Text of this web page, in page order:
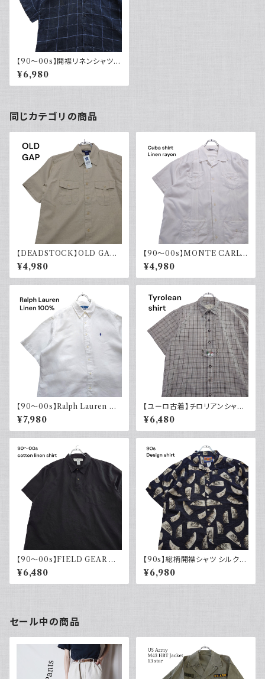
【90～00s】開襟リネンシャツ
チェック オープンカラー 古着 ボ
ックスシルエット ネイビー フェ
ード
¥6,980
同じカテゴリの商品
【DEADSTOCK】OLD GAP
オールドギャップ コットンリネン
シャツ 半袖 タグ付き 00s 古着
¥4,980
【90～00s】MONTE CARLO
キューバシャツ リネン レーヨン
半袖シャツ ホワイト 白 古着 オ
ープンカラー 開襟
¥4,980
【90～00s】Ralph Lauren ラ
ルフローレン リネンシャツ 半袖
白 ホワイト ポニー刺繍 CLAS
SICFIT 古着 ボタンダウン
¥7,980
【ユーロ古着】チロリアンシャツ
半袖 古着 チェック レトロ 刺繍
入り ヨーロッパ古着 ボックスシ
ルエット
¥6,480
【90～00s】FIELD GEAR コッ
トンリネンシャツ ハーフボタン
ブラック 黒 ポロシャツ 半袖
¥6,480
【90s】総柄開襟シャツ シルクリ
ネン オープンカラー 古着 ボッ
クスシルエット ブラック 黒 夏服
¥6,980
セール中の商品